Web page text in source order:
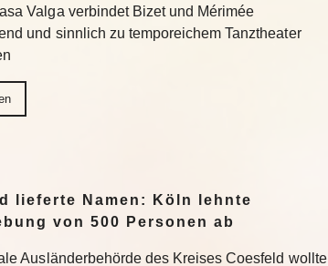
Valga verbindet Bizet und Mérimée
und sinnlich zu temporeichem Tanztheater
lieferte Namen: Köln lehnte
von 500 Personen ab
Ausländerbehörde des Kreises Coesfeld wollte